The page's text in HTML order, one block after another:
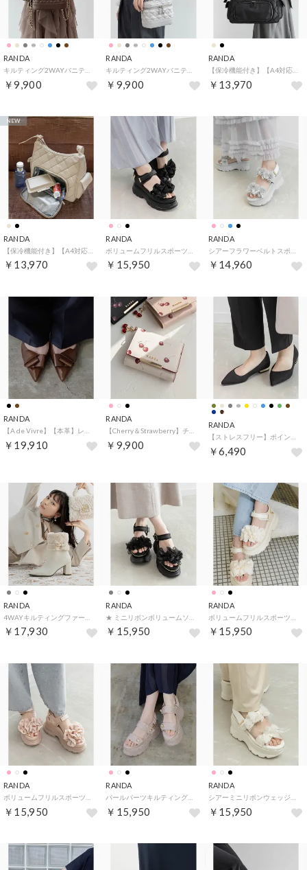
RANDA
キルティング2WAYバニティバッグ （BROWN）
￥9,900
RANDA
キルティング2WAYバニティバッグ （SILVER）
￥9,900
RANDA
【保冷機能付き】【A4対応】キルティングショルダーバッグ （BLACK）
￥13,970
RANDA
￥13,970
NEW
RANDA
￥15,950
RANDA
￥14,960
RANDA
【A de Vivre】【本革】レザーバックストラップパンプス （BROWN）
￥19,910
RANDA
【Cherry＆Strawberry】チャーム付き三つ折りウォレット （IVR/C）
￥9,900
RANDA
【ストレスフリー】ポインテッドトゥローヒールパンプス （BLACK）
￥6,490
RANDA
￥17,930
RANDA
￥15,950
RANDA
￥15,950
RANDA
ボリュームフリルスポーツサンダル （PINK）
￥15,950
RANDA
パールパーツキルティングスポーツサンダル （PINK）
￥15,950
RANDA
シアーミニリボンウェッジスポーツサンダル （IVORY）
￥15,950